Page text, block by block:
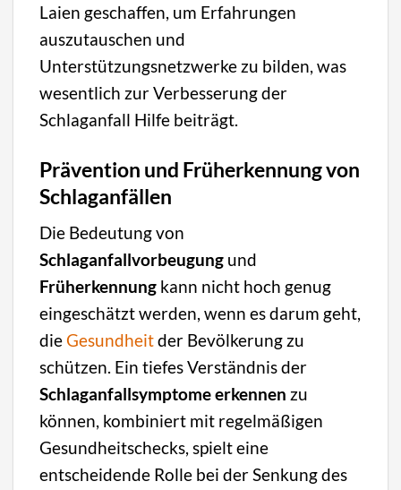
Laien geschaffen, um Erfahrungen
auszutauschen und
Unterstützungsnetzwerke zu bilden, was
wesentlich zur Verbesserung der
Schlaganfall Hilfe beiträgt.
Prävention und Früherkennung von
Schlaganfällen
Die Bedeutung von
Schlaganfallvorbeugung und
Früherkennung kann nicht hoch genug
eingeschätzt werden, wenn es darum geht,
dieGesundheitder Bevölkerung zu
schützen. Ein tiefes Verständnis der
Schlaganfallsymptome erkennen zu
können, kombiniert mit regelmäßigen
Gesundheitschecks, spielt eine
entscheidende Rolle bei der Senkung des